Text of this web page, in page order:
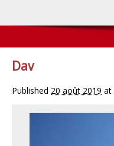
Dav
Published 20 août 2019 at